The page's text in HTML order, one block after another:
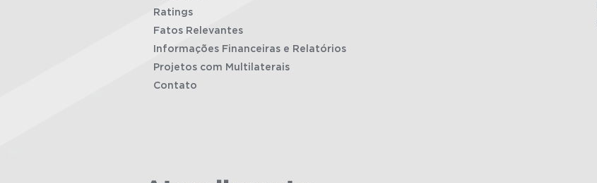
Ratings
Fatos Relevantes
Informações Financeiras e Relatórios
Projetos com Multilaterais
Contato